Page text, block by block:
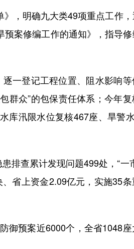
，明确九大类49项重点工作
案修编工作的通知》，指导
一登记工程位置、阻水影响等
群众”的包保责任体系；今年
库汛限水位复核467座、旱警
查累计发现问题499处，“一
省上资金2.09亿元，实施35
预案近6000个，全省1048座